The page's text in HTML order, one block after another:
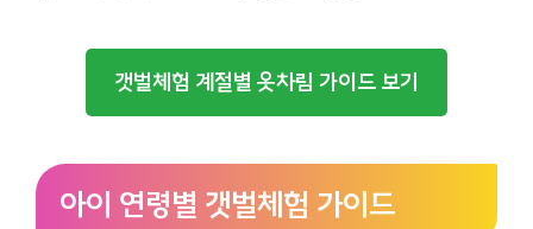
갯벌체험 계절별 옷차림 가이드 보기
아이 연령별 갯벌체험 가이드